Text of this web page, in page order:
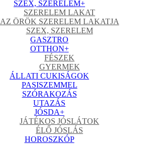
SZEX, SZERELEM+
SZERELEM LAKAT
AZ ÖRÖK SZERELEM LAKATJA
SZEX, SZERELEM
GASZTRO
OTTHON+
FÉSZEK
GYERMEK
ÁLLATI CUKISÁGOK
PASISZEMMEL
SZÓRAKOZÁS
UTAZÁS
JÓSDA+
JÁTÉKOS JÓSLÁTOK
ÉLŐ JÓSLÁS
HOROSZKÓP